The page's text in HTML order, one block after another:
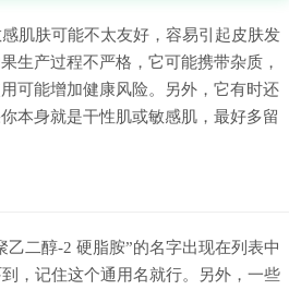
肌肤可能不太友好，容易引起皮肤发
生产过程不严格，它可能携带杂质，
可能增加健康风险。另外，它有时还
本身就是干性肌或敏感肌，最好多留
乙二醇-2 硬脂胺”的名字出现在列表中
，记住这个通用名就行。另外，一些